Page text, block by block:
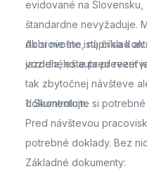
evidované na
štandardne nevyžaduje.
dobrovoľne, napríklad
jazdeného auta preveriť
Ak si nie ste istí, či sa
vozidla,ešte pred
tak zbytočnej návšteve
dokumentom.
1. Skontrolujte si
Pred návštevou
potrebné doklady. Bez
Základné dokumenty: